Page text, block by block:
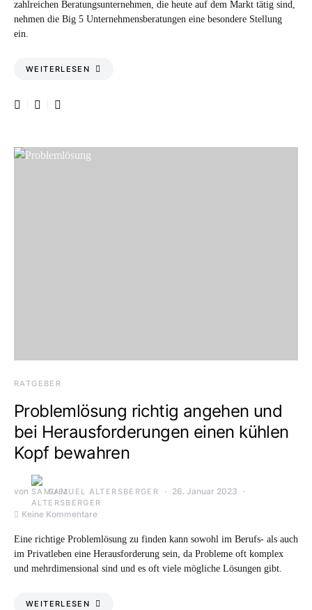
zahlreichen Beratungsunternehmen, die heute auf dem Markt tätig sind,
nehmen die Big 5 Unternehmensberatungen eine besondere Stellung
ein.
WEITERLESEN
RATGEBER
Problemlösung richtig angehen und
bei Herausforderungen einen kühlen
Kopf bewahren
von SAMUEL ALTERSBERGER 26. Januar 2023
Keine Kommentare
Eine richtige Problemlösung zu finden kann sowohl im Berufs- als auch
im Privatleben eine Herausforderung sein, da Probleme oft komplex
und mehrdimensional sind und es oft viele mögliche Lösungen gibt.
WEITERLESEN